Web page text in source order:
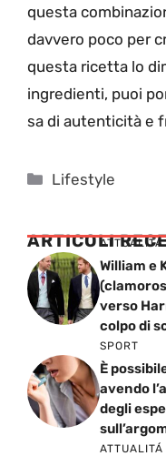
questa
davvero poco per
questa ricetta lo
ingredienti, puoi
sa di autenticità e
Categorie
Lifestyle
ARTICOLIATTUALITÁ
William e
verso
colpo di
SPORT
È
avendo
degli
ATTUALITÁ